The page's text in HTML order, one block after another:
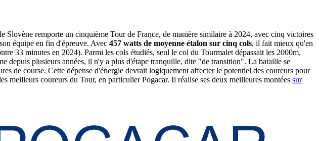
Slovène remporte un cinquième Tour de France, de manière similaire à 2024, avec cinq victoires
équipe en fin d'épreuve. Avec 457 watts de moyenne étalon sur cinq cols, il fait mieux qu'en
33 minutes en 2024). Parmi les cols étudiés, seul le col du Tourmalet dépassait les 2000m,
depuis plusieurs années, il n'y a plus d'étape tranquille, dite "de transition". La bataille se
de course. Cette dépense d'énergie devrait logiquement affecter le potentiel des coureurs pour
meilleurs coureurs du Tour, en particulier Pogacar. Il réalise ses deux meilleures montées sur